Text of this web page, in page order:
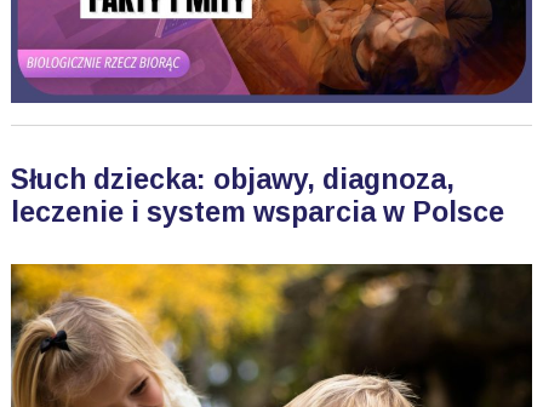
Słuch dziecka: objawy, diagnoza,
leczenie i system wsparcia w Polsce